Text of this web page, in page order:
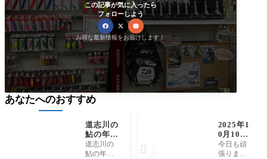
この記事が気に入ったら
フォローしよう
お得な最新情報をお届けします！
あなたへのおすすめ
道志川の
鮎の年券
と日釣券
の販売開
道志川の
鮎の年券
2025年1
0月10日
（金）相
模川釣
今日も頑
張りまし
